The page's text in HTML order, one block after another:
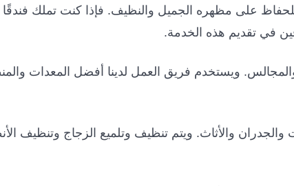
على مظهره الجميل والنظيف. فإذا كنت تملك
في تقديم هذه الخدمة.
والمجالس. ويستخدم فريق العمل لدينا أفضل المعدات
والأثاث. ويتم تنظيف وتلميع الزجاج وتنظيف